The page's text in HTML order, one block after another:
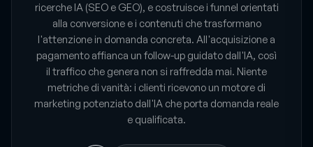
ricerche IA (SEO e GEO), e costruisce i funnel orientati
alla conversione e i contenuti che trasformano
l'attenzione in domanda concreta. All'acquisizione a
pagamento affianca un follow-up guidato dall'IA, così
il traffico che genera non si raffredda mai. Niente
metriche di vanità: i clienti ricevono un motore di
marketing potenziato dall'IA che porta domanda reale
e qualificata.